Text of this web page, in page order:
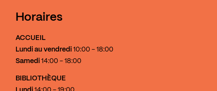
Horaires
ACCUEIL
Lundi au vendredi 10:00 - 18:00
Samedi 14:00 - 18:00
BIBLIOTHÈQUE